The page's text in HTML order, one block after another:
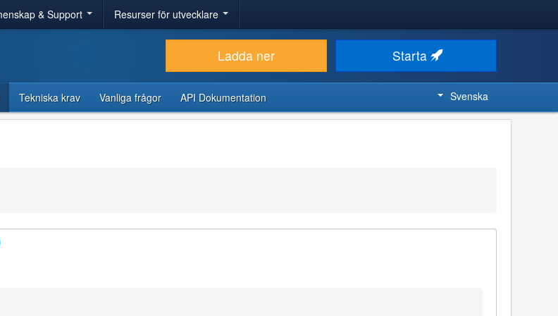
& Support Resurser för utvecklare
Ladda ner Starta
Tekniska krav Vanliga frågor API Dokumentation Svenska